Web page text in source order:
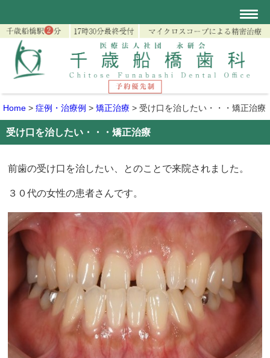
Home > 症例・治療例 > 矯正治療 > 受け口を治したい・・・矯正治療
受け口を治したい・・・矯正治療
前歯の受け口を治したい、とのことで来院されました。
３０代の女性の患者さんです。